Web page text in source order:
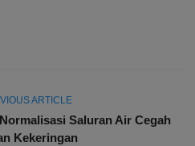
ARTICLE
Saluran Air Cegah
Kekeringan